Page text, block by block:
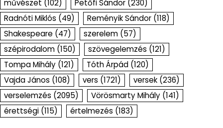
művészet (102) Petőfi Sándor (230)
Radnóti Miklós (49) Reményik Sándor (118)
Shakespeare (47) szerelem (57)
szépirodalom (150) szövegelemzés (121)
Tompa Mihály (121) Tóth Árpád (120)
Vajda János (108) vers (1721) versek (236)
verselemzés (2095) Vörösmarty Mihály (141)
érettségi (115) értelmezés (183)